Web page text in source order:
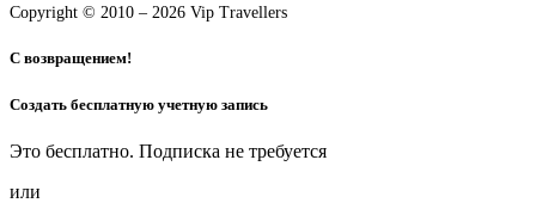
Copyright © 2010 – 2026 Vip Travellers
С возвращением!
Создать бесплатную учетную запись
Это бесплатно. Подписка не требуется
или